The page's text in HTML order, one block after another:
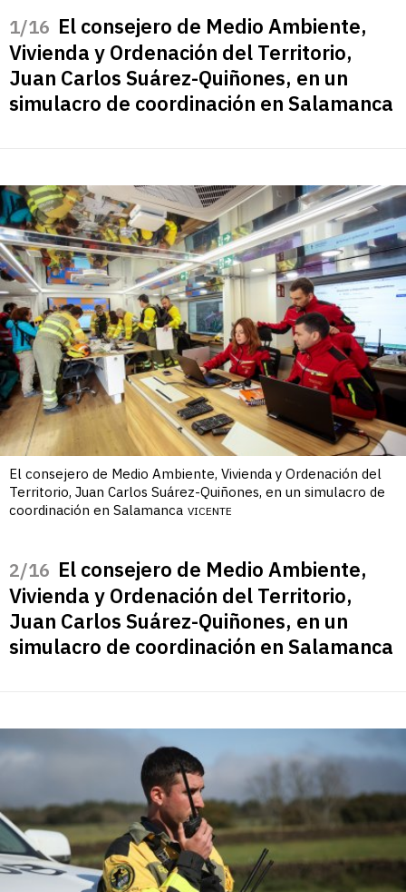
/16 El consejero de Medio Ambiente,
Vivienda y Ordenación del Territorio,
Juan Carlos Suárez-Quiñones, en un
simulacro de coordinación en Salamanca
El consejero de Medio Ambiente, Vivienda y Ordenación del
Territorio, Juan Carlos Suárez-Quiñones, en un simulacro de
coordinación en Salamanca VICENTE
/16 El consejero de Medio Ambiente,
Vivienda y Ordenación del Territorio,
Juan Carlos Suárez-Quiñones, en un
simulacro de coordinación en Salamanca